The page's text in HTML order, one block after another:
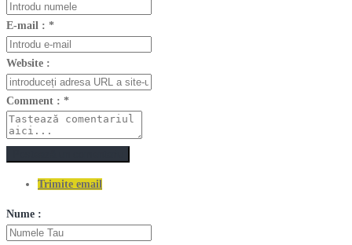
E-mail : *
Website :
Comment : *
Trimite email
Nume :